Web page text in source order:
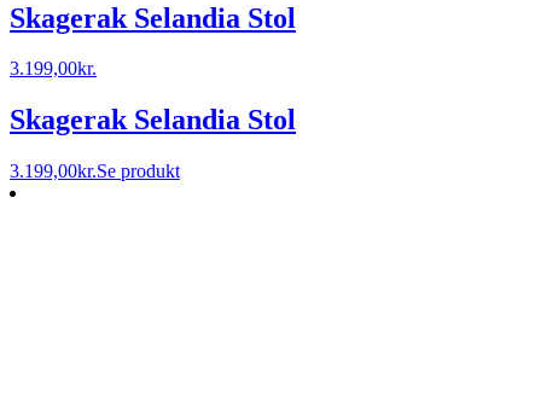
Skagerak Selandia Stol
3.199,00kr.
Skagerak Selandia Stol
3.199,00kr.Se produkt